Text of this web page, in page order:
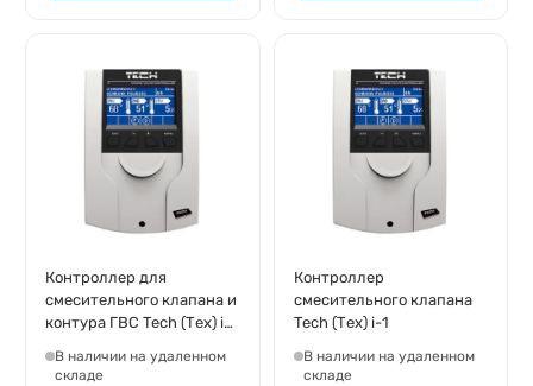
Контроллер для
смесительного клапана и
контура ГВС Tech (Тех) i-1
В наличии на удаленном
складе
Контроллер
смесительного клапана
Tech (Тех) i-1
В наличии на удаленном
складе